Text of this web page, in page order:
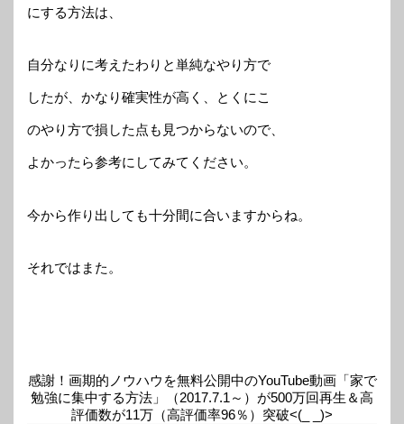
にする方法は、
自分なりに考えたわりと単純なやり方で
したが、かなり確実性が高く、とくにこ
のやり方で損した点も見つからないので、
よかったら参考にしてみてください。
今から作り出しても十分間に合いますからね。
それではまた。
感謝！画期的ノウハウを無料公開中のYouTube動画「家で
勉強に集中する方法」（2017.7.1～）が500万回再生＆高
評価数が11万（高評価率96％）突破<(_ _)>